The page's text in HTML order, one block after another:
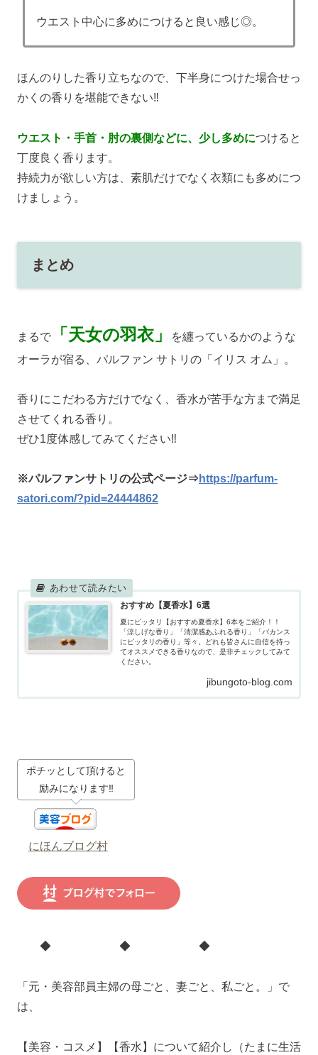
ウエスト中心に多めにつけると良い感じ◎。
ほんのりした香り立ちなので、下半身につけた場合せっ
かくの香りを堪能できない‼
ウエスト・手首・肘の裏側などに、少し多めにつけると
丁度良く香ります。
持続力が欲しい方は、素肌だけでなく衣類にも多めにつ
けましょう。
まとめ
まるで 「天女の羽衣」
を纏っているかのような
オーラが宿る、パルファン サトリの「イリス オム」。
香りにこだわる方だけでなく、香水が苦手な方まで満足
させてくれる香り。
ぜひ1度体感してみてください‼
※パルファンサトリの公式ページ⇒ https://parfum-
satori.com/?pid=24444862
おすすめ【夏香水】6選
夏にピッタリ【おすすめ夏香水】6本をご紹介！！
「涼しげな香り」「清潔感あふれる香り」「バカンス
にピッタリの香り」等々。どれも皆さんに自信を持っ
てオススメできる香りなので、是非チェックしてみて
ください。
jibungoto-blog.com
ポチッとして頂けると
励みになります‼
にほんブログ村
◆ ◆ ◆
「元・美容部員主婦の母ごと、妻ごと、私ごと。」で
は、
【美容・コスメ】【香水】について紹介し（たまに生活